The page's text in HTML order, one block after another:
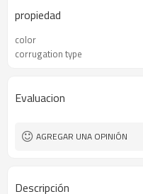
propiedad
color
corrugation type
Evaluacion
AGREGAR UNA OPINIÓN
Descripción